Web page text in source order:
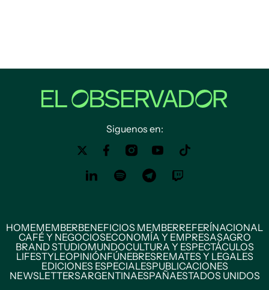
Siguenos en:
HOMEMEMBERBENEFICIOS MEMBERREFERÍNACIONAL
CAFÉ Y NEGOCIOSECONOMÍA Y EMPRESASAGRO
BRAND STUDIOMUNDOCULTURA Y ESPECTÁCULOS
LIFESTYLEOPINIÓNFÚNEBRESREMATES Y LEGALES
EDICIONES ESPECIALESPUBLICACIONES
NEWSLETTERSARGENTINAESPAÑAESTADOS UNIDOS